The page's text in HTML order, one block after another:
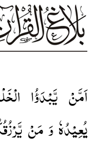
اَمَّنۡ یَّبۡدَؤُا
یُعِیۡدُہٗ وَ مَنۡ